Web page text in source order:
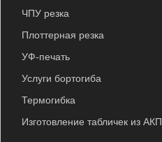
ЧПУ резка
Плоттерная резка
УФ-печать
Услуги бортогиба
Термогибка
Изготовление табличек из АКП